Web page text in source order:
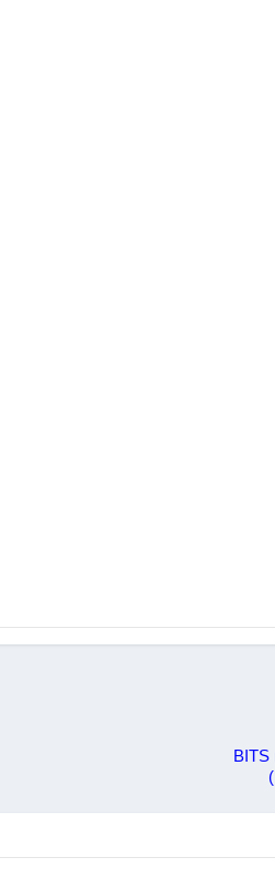
BITS